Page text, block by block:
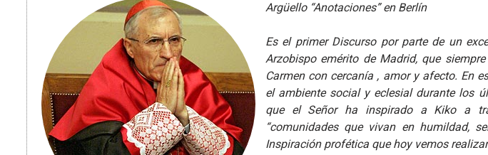
Argüello “Anotaciones” en Berlín
Es el primer Discurso por parte de un
Arzobispo emérito de Madrid, que
Carmen con cercanía , amor y afecto. En
el ambiente social y eclesial durante los
que el Señor ha inspirado a Kiko a
“comunidades que vivan en humildad,
Inspiración profética que hoy vemos